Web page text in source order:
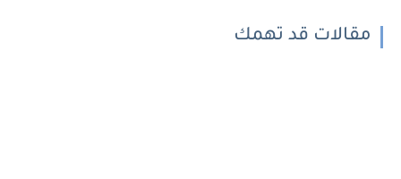
مقالات قد تهمك